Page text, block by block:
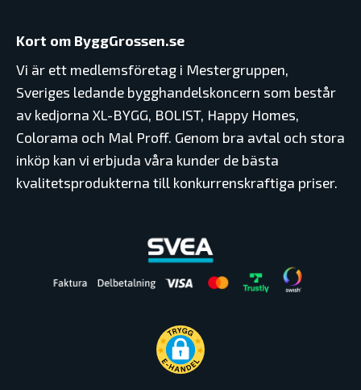
Kort om ByggGrossen.se
Vi är ett medlemsföretag i Mestergruppen,
Sveriges ledande bygghandelskoncern som består
av kedjorna XL-BYGG, BOLIST, Happy Homes,
Colorama och Mal Proff. Genom bra avtal och stora
inköp kan vi erbjuda våra kunder de bästa
kvalitetsprodukterna till konkurrenskraftiga priser.